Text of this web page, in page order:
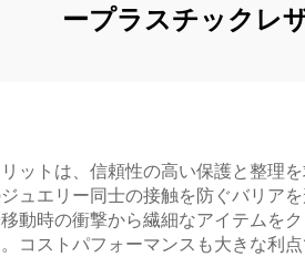
ープラスチックレ
開閉式・リップス
ックオーガナイザ
ッグ兼用）・ジュエ
ットは、信頼性の高い保護と整理
ュエリー同士の接触を防ぐバリア
動時の衝撃から繊細なアイテムを
コストパフォーマンスも大きな利